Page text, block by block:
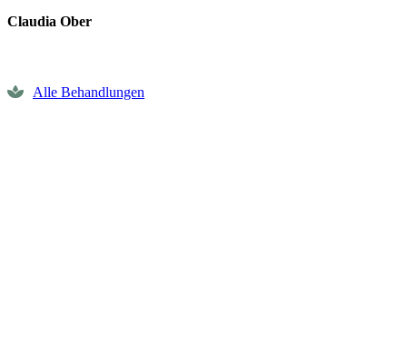
Claudia Ober
Alle Behandlungen